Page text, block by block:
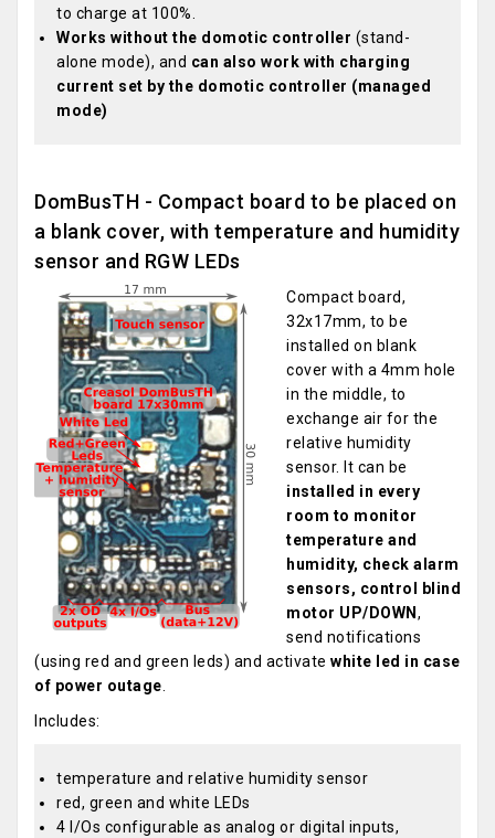
to charge at 100%.
Works without the domotic controller (stand-
alone mode), and can also work with charging
current set by the domotic controller (managed
mode)
DomBusTH - Compact board to be placed on
a blank cover, with temperature and humidity
sensor and RGW LEDs
Compact board,
32x17mm, to be
installed on blank
cover with a 4mm hole
in the middle, to
exchange air for the
relative humidity
sensor. It can be
installed in every
room to monitor
temperature and
humidity, check alarm
sensors, control blind
motor UP/DOWN ,
send notifications
(using red and green leds) and activate white led in case
of power outage
Includes:
temperature and relative humidity sensor
red, green and white LEDs
4 I/Os configurable as analog or digital inputs,